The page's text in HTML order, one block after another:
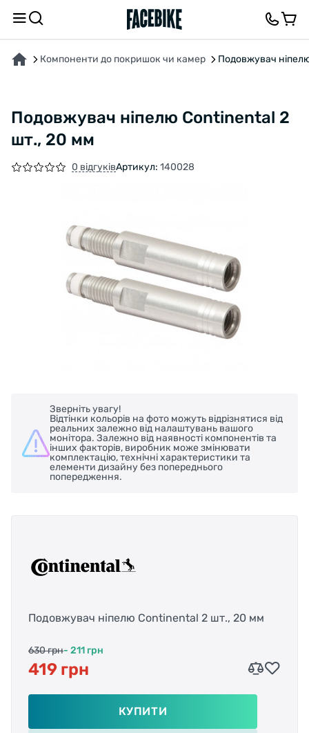
Компоненти до покришок чи камер Подовжувач
Подовжувач ніпелю Continental 2
шт., 20 мм
0 відгуківАртикул: 140028
Зверніть увагу!
Відтінки кольорів на фото можуть відрізнятися від
реальних залежно від налаштувань вашого
монітора. Залежно від наявності компонентів та
інших факторів, виробник може змінювати
комплектацію, технічні характеристики та
елементи дизайну без попереднього
попередження.
Подовжувач ніпелю Continental 2 шт., 20 мм
630 грн- 211 грн
419 грн
КУПИТИ
ПРО ТОВАР ХАРАКТЕРИСТИКИОПИС ВІДГУКИ ТА ЗАПИТАННЯ